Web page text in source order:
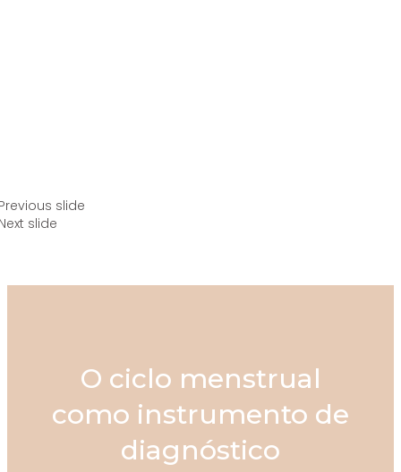
slide
slide
O ciclo menstrual
como instrumento de
diagnóstico